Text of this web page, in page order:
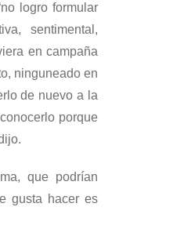
o logro formular
, sentimental,
en campaña
ninguneado en
de nuevo a la
porque
que podrían
gusta hacer es